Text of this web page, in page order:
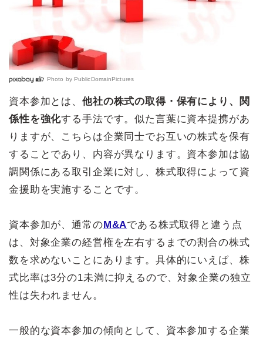
Photo by PublicDomainPictures
資本参加とは、 他社の株式の取得・保有により、関
係性を強化する手法です。似た言葉に資本提携があ
りますが、こちらは企業同士でお互いの株式を保有
することであり、内容が異なります。資本参加は協
調関係にある取引企業に対し、株式取得によって資
金援助を実施することです。
資本参加が、通常のM&Aである株式取得と違う点
は、対象企業の経営権を左右するまでの割合の株式
数を求めないことにあります。具体的にいえば、株
式比率は3分の1未満に抑えるので、対象企業の独立
性は失われません。
一般的な資本参加の傾向として、資本参加する企業